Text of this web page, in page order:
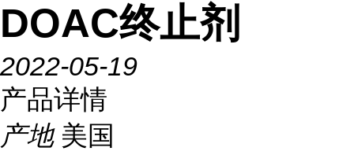
DOAC终止剂
2022-05-19
产品详情
产地 美国